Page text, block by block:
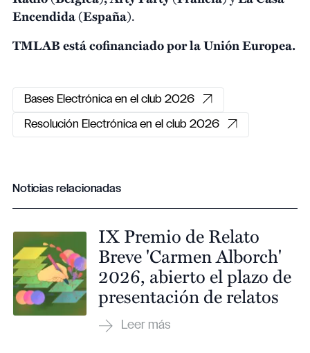
Encendida (España).
TMLAB está cofinanciado por la Unión Europea.
Bases Electrónica en el club 2026
Resolución Electrónica en el club 2026
Noticias relacionadas
IX Premio de Relato
Breve 'Carmen Alborch'
2026, abierto el plazo de
presentación de relatos